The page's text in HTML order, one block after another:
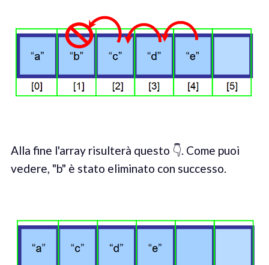
Alla fine l'array risulterà questo 👇. Come puoi
vedere, "b" è stato eliminato con successo.